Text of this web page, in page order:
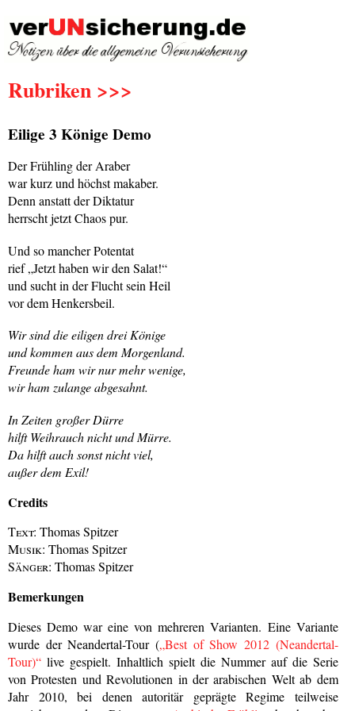
Rubriken >>>
Eilige 3 Könige Demo
Der Frühling der Araber
war kurz und höchst makaber.
Denn anstatt der Diktatur
herrscht jetzt Chaos pur.
Und so mancher Potentat
rief „Jetzt haben wir den Salat!“
und sucht in der Flucht sein Heil
vor dem Henkersbeil.
Wir sind die eiligen drei Könige
und kommen aus dem Morgenland.
Freunde ham wir nur mehr wenige,
wir ham zulange abgesahnt.
In Zeiten großer Dürre
hilft Weihrauch nicht und Mürre.
Da hilft auch sonst nicht viel,
außer dem Exil!
Credits
Text: Thomas Spitzer
Musik: Thomas Spitzer
Sänger: Thomas Spitzer
Bemerkungen
Dieses Demo war eine von mehreren Varianten. Eine Variante
wurde der Neandertal-Tour („Best of Show 2012 (Neandertal-
Tour)“ live gespielt. Inhaltlich spielt die Nummer auf die Serie
von Protesten und Revolutionen in der arabischen Welt ab dem
Jahr 2010, bei denen autoritär geprägte Regime teilweise